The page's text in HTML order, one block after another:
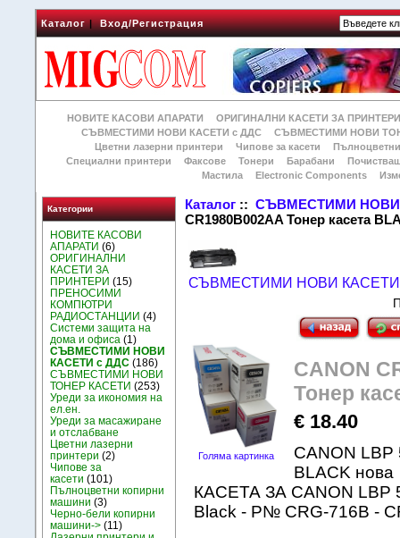
Каталог|Вход/Регистрация
НОВИТЕ КАСОВИ АПАРАТИ
ОРИГИНАЛНИ КАСЕТИ ЗА
СЪВМЕСТИМИ НОВИ КАСЕТИ с ДДС
СЪВМЕСТИМИ НОВИ
Цветни лазерни принтери
Чипове за касети
Специални принтери
Факсове Тонери Барабани
Мастила
Electronic Components
Категории
НОВИТЕ КАСОВИ
АПАРАТИ (6)
ОРИГИНАЛНИ
КАСЕТИ ЗА
ПРИНТЕРИ (15)
ПРЕНОСИМИ
КОМПЮТРИ
РАДИОСТАНЦИИ (4)
Системи защита на
дома и офиса (1)
СЪВМЕСТИМИ НОВИ
КАСЕТИ с ДДС (186)
СЪВМЕСТИМИ НОВИ
ТОНЕР КАСЕТИ (253)
Уреди за икономия на
ел.ен.
Уреди за масажиране
и отслабване
Цветни лазерни
принтери (2)
Чипове за
касети (101)
Пълноцветни копирни
машини (3)
Черно-бели копирни
машини-> (11)
Каталог ::СЪВМЕСТИМИ НОВИ
CR1980B002AA Тонер касета
СЪВМЕСТИМИ НОВИ КАСЕТИ
Голяма картинка
CANON
Тонер
€ 18.40
CANON LBP
BLACK нова
КАСЕТА ЗА CANON LBP
Black - P№ CRG-716B -